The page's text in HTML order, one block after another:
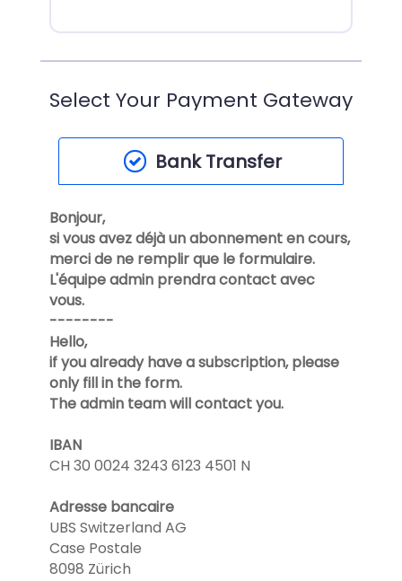
Select Your Payment Gateway
Bank Transfer
Bonjour,
si vous avez déjà un abonnement en cours,
merci de ne remplir que le formulaire.
L'équipe admin prendra contact avec
vous.
--------
Hello,
if you already have a subscription, please
only fill in the form.
The admin team will contact you.
IBAN
CH 30 0024 3243 6123 4501 N
Adresse bancaire
UBS Switzerland AG
Case Postale
8098 Zürich